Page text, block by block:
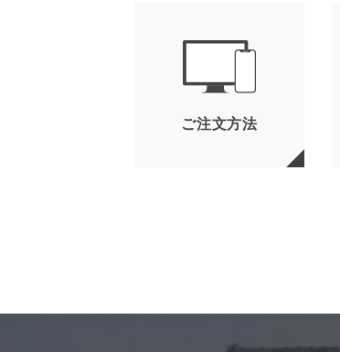
ご注文方法